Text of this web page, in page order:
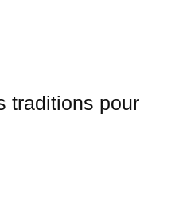
traditions pour